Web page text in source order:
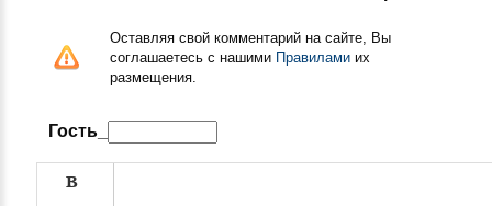
Оставляя свой комментарий на сайте, Вы
соглашаетесь с нашими Правилами их
размещения.
Гость_
